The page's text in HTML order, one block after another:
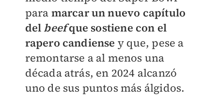
para marcar un nuevo capítulo
del beefque sostiene con el
rapero candiense y que, pese a
remontarse a al menos una
década atrás, en 2024 alcanzó
uno de sus puntos más álgidos.